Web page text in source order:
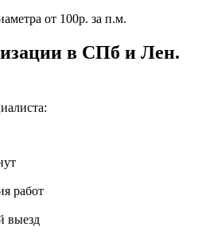
от 100р. за п.м.
в СПб и Лен.
работ
выезд